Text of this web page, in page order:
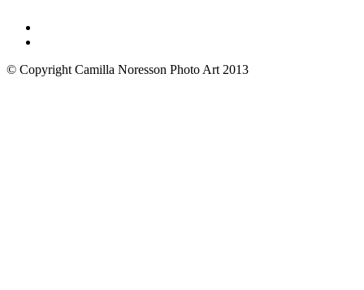
© Copyright Camilla Noresson Photo Art 2013